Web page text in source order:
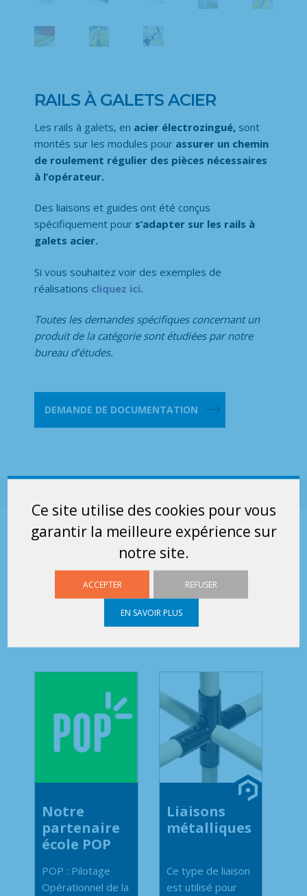
Ce site utilise des cookies pour vous
garantir la meilleure expérience sur
notre site.
ACCEPTER REFUSER
EN SAVOIR PLUS
RAILS À GALETS ACIER
Les rails à galets, en acier électrozingué, sont
montés sur les modules pour assurer un chemin
de roulement régulier des pièces nécessaires
à l’opérateur.
Des liaisons et guides ont été conçus
spécifiquement pour s’adapter sur les rails à
galets acier.
Si vous souhaitez voir des exemples de
réalisations cliquez ici.
Toutes les demandes spécifiques concernant un
produit de la catégorie sont étudiées par notre
bureau d’études.
quantité
de
Rails
Acier
DEMANDE DE DOCUMENTATION
CES MATÉRIELS DE LA
GAMME LEAN
MANUFACTURING
PEUVENT VOUS
Notre
partenaire
école POP
POP : Pilotage
Opérationnel de la
Liaisons
métalliques
Ce type de liaison
est utilisé pour